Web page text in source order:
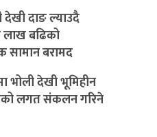
देखी दाङ ल्याउदै
लाख बढिको
सामान बरामद
भोली देखी भूमिहीन
लगत संकलन गरिने